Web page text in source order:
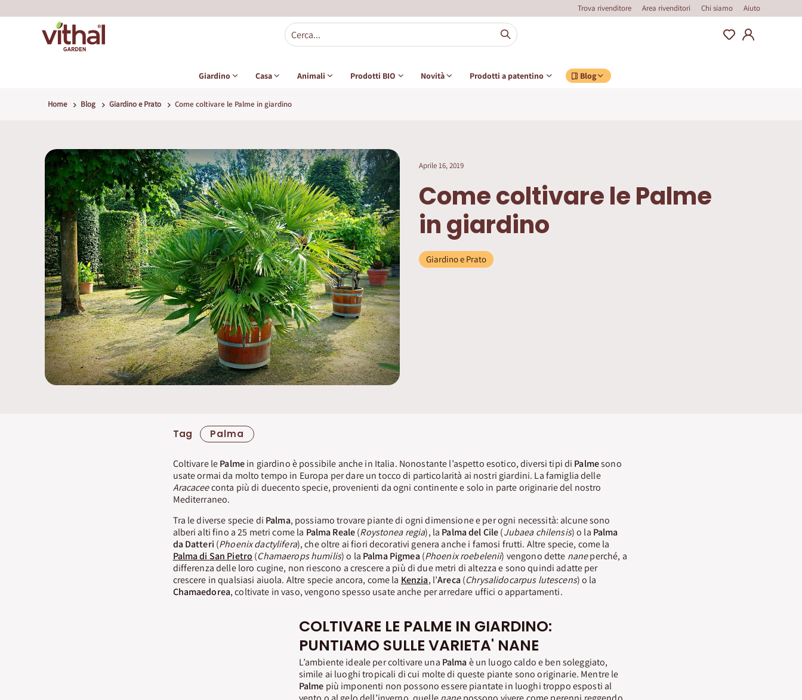
Trova rivenditore Area rivenditori Chi siamo Aiuto
Giardino Casa Animali Prodotti BIO Novità Prodotti a patentino Blog
Home Blog Giardino e Prato Come coltivare le Palme in giardino
Aprile 16, 2019
Come coltivare le Palme
in giardino
Giardino e Prato
Tag Palma
Coltivare lePalmein giardino è possibile anche in Italia. Nonostante l’aspetto esotico, diversi tipi di Palmesono
usate ormai da molto tempo in Europa per dare un tocco di particolarità ai nostri giardini. La famiglia delle
Aracaceeconta più di duecento specie, provenienti da ogni continente e solo in parte originarie del nostro
Mediterraneo.
Tra le diverse specie di Palma, possiamo trovare piante di ogni dimensione e per ogni necessità: alcune sono
alberi alti fino a 25 metri come la Palma Reale(Roystonea regia), la Palma del Cile(Jubaea chilensis) o la Palma
da Datteri (Phoenix dactylifera), che oltre ai fiori decorativi genera anche i famosi frutti. Altre specie, come la
Palma di San Pietro (Chamaerops humilis) o la Palma Pigmea (Phoenix roebelenii) vengono dette naneperché, a
differenza delle loro cugine, non riescono a crescere a più di due metri di altezza e sono quindi adatte per
crescere in qualsiasi aiuola. Altre specie ancora, come la Kenzia, l’Areca (Chrysalidocarpus lutescens) o la
Chamaedorea, coltivate in vaso, vengono spesso usate anche per arredare uffici o appartamenti.
COLTIVARE LE PALME IN GIARDINO:
PUNTIAMO SULLE VARIETA' NANE
L’ambiente ideale per coltivare una Palma è un luogo caldo e ben soleggiato,
simile ai luoghi tropicali di cui molte di queste piante sono originarie. Mentre le
Palme più imponenti non possono essere piantate in luoghi troppo esposti al